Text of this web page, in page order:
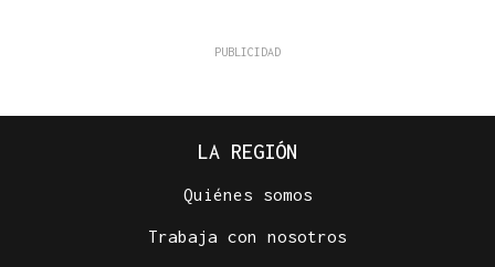
LA REGIÓN
Quiénes somos
Trabaja con nosotros